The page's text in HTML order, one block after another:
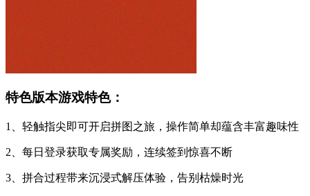
特色版本游戏特色：
1、轻触指尖即可开启拼图之旅，操作简单却蕴含丰富趣味性
2、每日登录获取专属奖励，连续签到惊喜不断
3、拼合过程带来沉浸式解压体验，告别枯燥时光